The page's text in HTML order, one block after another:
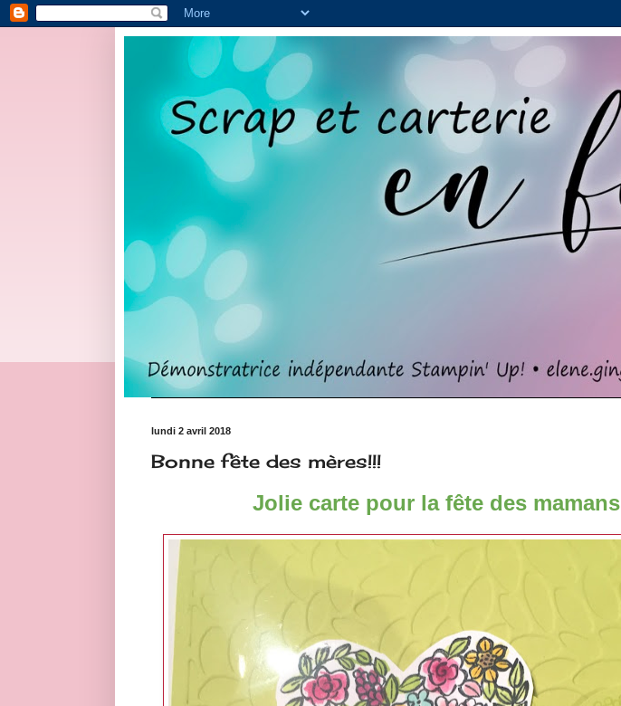
lundi 2 avril 2018
Bonne fête des mères!!!
Jolie carte pour la fête des mamans